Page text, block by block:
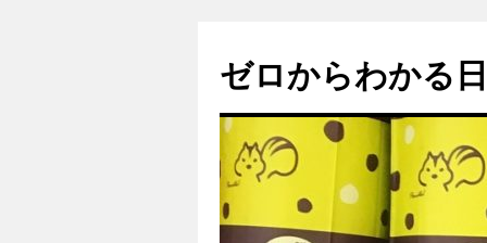
ゼロからわかる